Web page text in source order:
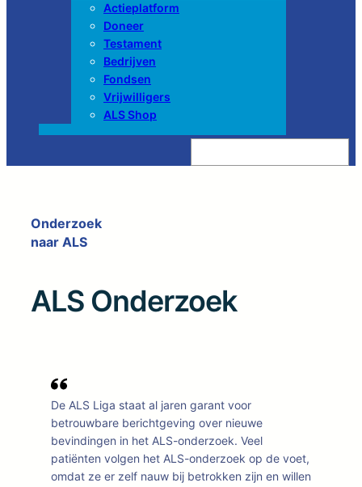
Actieplatform
Doneer
Testament
Bedrijven
Fondsen
Vrijwilligers
ALS Shop
Z
e
Onderzoek
naar ALS
ALS Onderzoek
De ALS Liga staat al jaren garant voor
betrouwbare berichtgeving over nieuwe
bevindingen in het ALS-onderzoek. Veel
patiënten volgen het ALS-onderzoek op de voet,
omdat ze er zelf nauw bij betrokken zijn en willen